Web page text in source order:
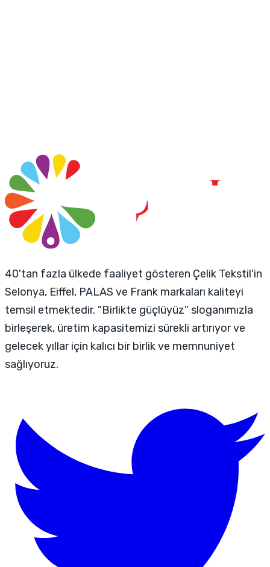
40'tan fazla ülkede faaliyet gösteren Çelik Tekstil'in
Selonya, Eiffel, PALAS ve Frank markaları kaliteyi
temsil etmektedir. "Birlikte güçlüyüz" sloganımızla
birleşerek, üretim kapasitemizi sürekli artırıyor ve
gelecek yıllar için kalıcı bir birlik ve memnuniyet
sağlıyoruz.